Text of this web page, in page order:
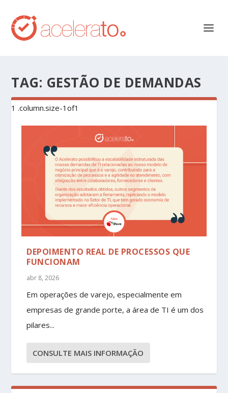
TAG: GESTÃO DE DEMANDAS
DEPOIMENTO REAL DE PROCESSOS QUE
FUNCIONAM
abr 8, 2026
Em operações de varejo, especialmente em
empresas de grande porte, a área de TI é um dos
pilares...
CONSULTE MAIS INFORMAÇÃO